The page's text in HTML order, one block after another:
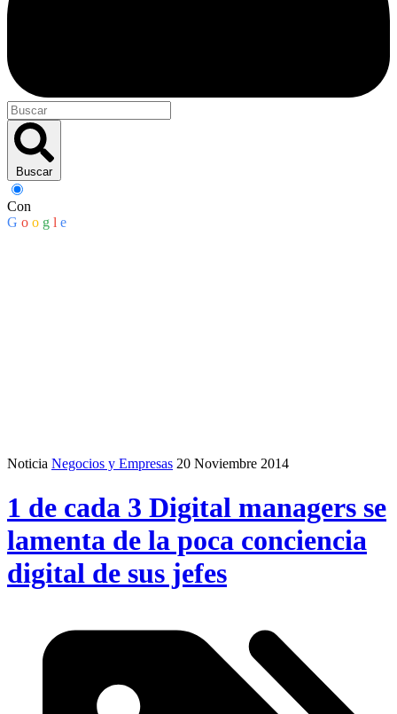
Buscar
Con
G o o g l e
Noticia Negocios y Empresas 20 Noviembre 2014
1 de cada 3 Digital managers se
lamenta de la poca conciencia
digital de sus jefes